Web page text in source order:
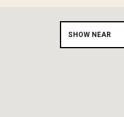
SHOW NEAR